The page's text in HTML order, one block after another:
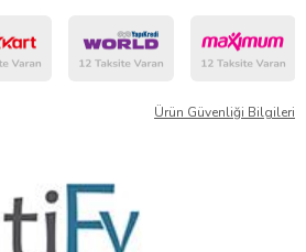
Ürün Güvenliği Bilgileri